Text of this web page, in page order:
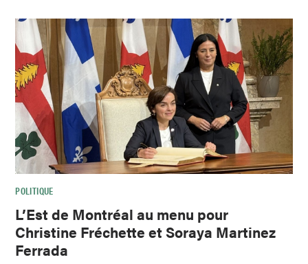
POLITIQUE
L’Est de Montréal au menu pour
Christine Fréchette et Soraya Martinez
Ferrada